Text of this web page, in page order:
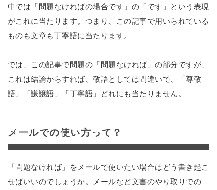
中では「問題なければの場合です」の「です」という表現
がこれに当たります。つまり、この記事で用いられている
ものも文章も丁寧語に当たります。
では、この記事で問題の「問題なければ」の部分ですが、
これは結論からすれば、敬語としては間違いで、「尊敬
語」「謙譲語」「丁寧語」どれにも当たりません。
メールでの使い方って？
「問題なければ」をメールで使いたい場合はどう書き起こ
せばいいのでしょうか。メールなど文書のやり取りでの